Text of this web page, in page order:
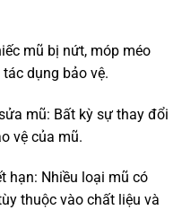
mũ bị nứt, móp méo
dụng bảo vệ.
mũ: Bất kỳ sự thay đổi
vệ của mũ.
hạn: Nhiều loại mũ có
thuộc vào chất liệu và